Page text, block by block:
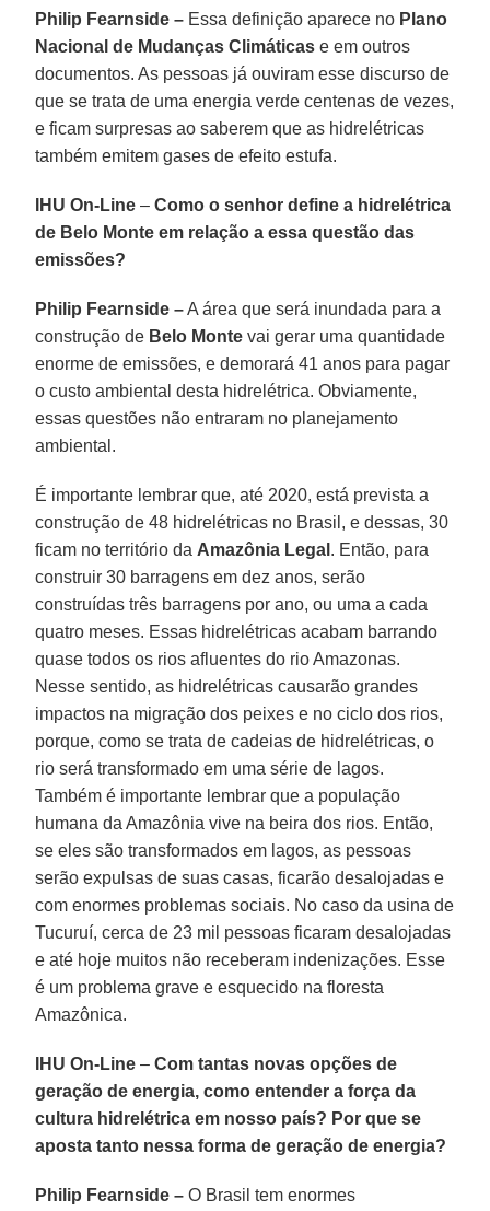
Philip Fearnside – Essa definição aparece no Plano
Nacional de Mudanças Climáticas e em outros
documentos. As pessoas já ouviram esse discurso de
que se trata de uma energia verde centenas de vezes,
e ficam surpresas ao saberem que as hidrelétricas
também emitem gases de efeito estufa.
IHU On-Line– Como o senhor define a hidrelétrica
de Belo Monte em relação a essa questão das
emissões?
Philip Fearnside –A área que será inundada para a
construção de Belo Monte vai gerar uma quantidade
enorme de emissões, e demorará 41 anos para pagar
o custo ambiental desta hidrelétrica. Obviamente,
essas questões não entraram no planejamento
ambiental.
É importante lembrar que, até 2020, está prevista a
construção de 48 hidrelétricas no Brasil, e dessas, 30
ficam no território da Amazônia Legal . Então, para
construir 30 barragens em dez anos, serão
construídas três barragens por ano, ou uma a cada
quatro meses. Essas hidrelétricas acabam barrando
quase todos os rios afluentes do rio Amazonas.
Nesse sentido, as hidrelétricas causarão grandes
impactos na migração dos peixes e no ciclo dos rios,
porque, como se trata de cadeias de hidrelétricas, o
rio será transformado em uma série de lagos.
Também é importante lembrar que a população
humana da Amazônia vive na beira dos rios. Então,
se eles são transformados em lagos, as pessoas
serão expulsas de suas casas, ficarão desalojadas e
com enormes problemas sociais. No caso da usina de
Tucuruí, cerca de 23 mil pessoas ficaram desalojadas
e até hoje muitos não receberam indenizações. Esse
é um problema grave e esquecido na floresta
Amazônica.
IHU On-Line– Com tantas novas opções de
geração de energia, como entender a força da
cultura hidrelétrica em nosso país? Por que se
aposta tanto nessa forma de geração de energia?
Philip Fearnside – O Brasil tem enormes